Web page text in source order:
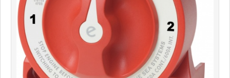
Kataloge bestellen
Händler
MyLindemann
MyLindemann